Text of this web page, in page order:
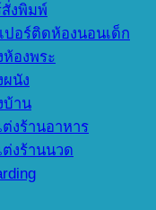
สั่งพิมพ์
ปอร์ติดห้องนอนเด็ก
องพระ
นัง
บ้าน
งร้านอาหาร
งร้านนวด